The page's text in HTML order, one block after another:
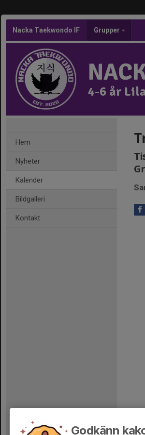
Nacka Taekwondo IF Grupper
4-6 år
Hem
Nyheter
Kalender
Bildgalleri
Kontakt
Godkänn